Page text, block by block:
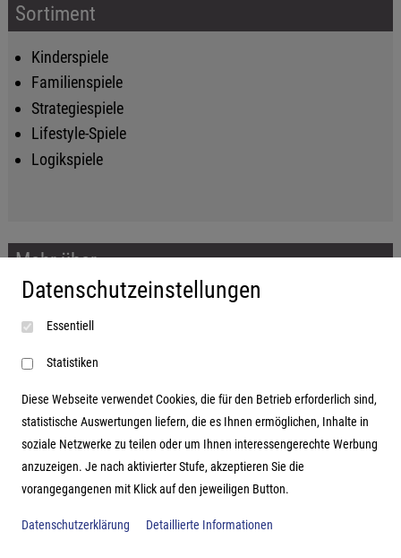
Sortiment
Kinderspiele
Familienspiele
Strategiespiele
Lifestyle-Spiele
Logikspiele
Mehr über...
Impressum
AGB
Datenschutzerklärung
Adresse
Hutter Trade GmbH + Co KG
Bgm.-Landmann-Platz 1-5
Datenschutzeinstellungen
Essentiell
Statistiken
Diese Webseite verwendet Cookies, die für den Betrieb erforderlich sind,
statistische Auswertungen liefern, die es Ihnen ermöglichen, Inhalte in
soziale Netzwerke zu teilen oder um Ihnen interessengerechte Werbung
anzuzeigen. Je nach aktivierter Stufe, akzeptieren Sie die
vorangegangenen mit Klick auf den jeweiligen Button.
Datenschutzerklärung Detaillierte Informationen